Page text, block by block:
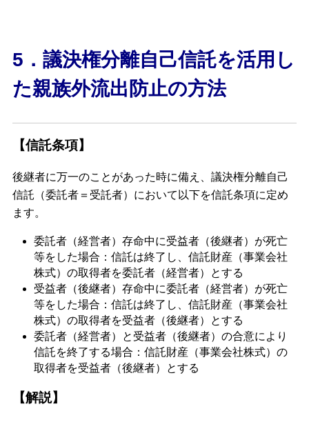
5．議決権分離自己信託を活用し
た親族外流出防止の方法
【信託条項】
後継者に万一のことがあった時に備え、議決権分離自己
信託（委託者＝受託者）において以下を信託条項に定め
ます。
委託者（経営者）存命中に受益者（後継者）が死亡
等をした場合：信託は終了し、信託財産（事業会社
株式）の取得者を委託者（経営者）とする
受益者（後継者）存命中に委託者（経営者）が死亡
等をした場合：信託は終了し、信託財産（事業会社
株式）の取得者を受益者（後継者）とする
委託者（経営者）と受益者（後継者）の合意により
信託を終了する場合：信託財産（事業会社株式）の
取得者を受益者（後継者）とする
【解説】